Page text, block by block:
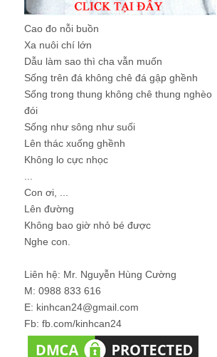
Cao đo nỗi buồn
Xa nuôi chí lớn
Dẫu làm sao thì cha vẫn muốn
Sống trên đá không chê đá gập ghềnh
Sống trong thung không chê thung nghèo
đói
Sống như sông như suối
Lên thác xuống ghềnh
Không lo cực nhọc
Con ơi, ...
Lên đường
Không bao giờ nhỏ bé được
Nghe con.
Liên hệ: Mr. Nguyễn Hùng Cường
M: 0988 833 616
E: kinhcan24@gmail.com
Fb: fb.com/kinhcan24